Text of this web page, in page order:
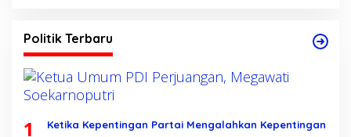
Politik Terbaru
1
Ketika Kepentingan Partai Mengalahkan Kepentingan